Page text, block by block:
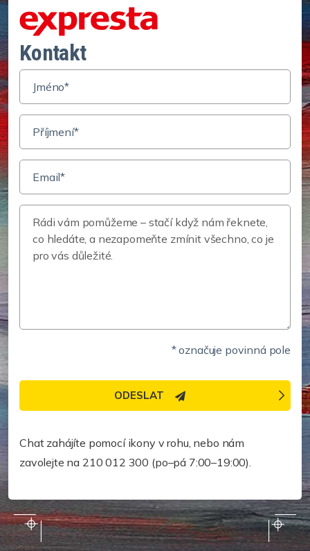
Kontakt
* označuje povinná pole
Chat zahájíte pomocí ikony v rohu, nebo nám
zavolejte na 210 012 300 (po–pá 7:00–19:00).
ODESLAT